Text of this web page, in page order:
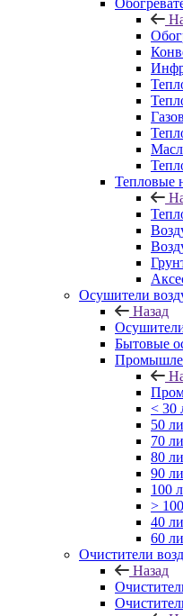
Тепловые
Осушители
Назад
Бытовые
< 30
50
70
80
90
100
>
40
60
Очистители
Назад